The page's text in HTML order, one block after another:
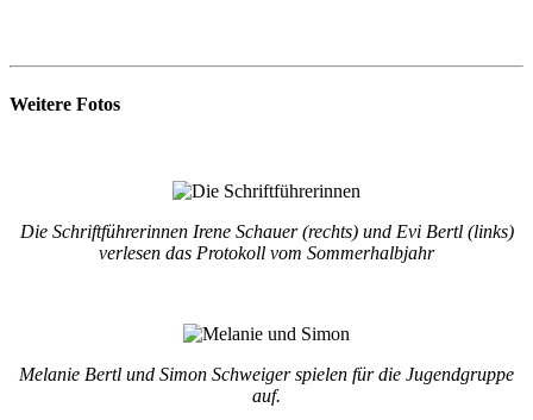
Weitere Fotos
Die Schriftführerinnen Irene Schauer (rechts) und Evi Bertl (links)
verlesen das Protokoll vom Sommerhalbjahr
Melanie Bertl und Simon Schweiger spielen für die Jugendgruppe
auf.